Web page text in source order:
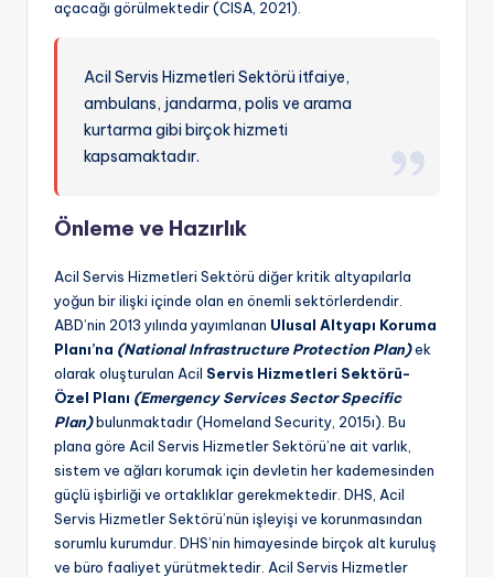
açacağı görülmektedir (CISA, 2021).
Acil Servis Hizmetleri Sektörü itfaiye,
ambulans, jandarma, polis ve arama
kurtarma gibi birçok hizmeti
kapsamaktadır.
Önleme ve Hazırlık
Acil Servis Hizmetleri Sektörü diğer kritik altyapılarla
yoğun bir ilişki içinde olan en önemli sektörlerdendir.
ABD’nin 2013 yılında yayımlanan Ulusal Altyapı Koruma
Planı’na (National Infrastructure Protection Plan)ek
olarak oluşturulan Acil Servis Hizmetleri Sektörü-
Özel Planı (Emergency Services Sector Specific
Plan)bulunmaktadır (Homeland Security, 2015ı). Bu
plana göre Acil Servis Hizmetler Sektörü’ne ait varlık,
sistem ve ağları korumak için devletin her kademesinden
güçlü işbirliği ve ortaklıklar gerekmektedir. DHS, Acil
Servis Hizmetler Sektörü’nün işleyişi ve korunmasından
sorumlu kurumdur. DHS’nin himayesinde birçok alt kuruluş
ve büro faaliyet yürütmektedir. Acil Servis Hizmetler